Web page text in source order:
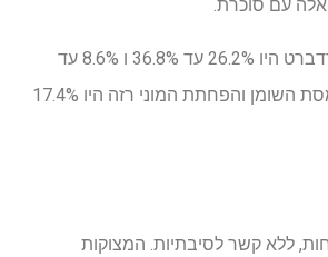
בין אמצעי הרכב הגוף, הפחתה במסת השומן ובמסה הרזה כתוצאה מטיפול בקפרגלוטיד מרדברט היו 26.2% עד 36.8% ו 8.6% עד
11.6%, בהתאמה, בקרב משתתפי השמנת יתר. אצל משתתפים שמנים הסובלים מסוכרת, מסת השומן והפחתת המוני רזה היו 17.4%
ללא קשר לסיבתיות. המצוקות